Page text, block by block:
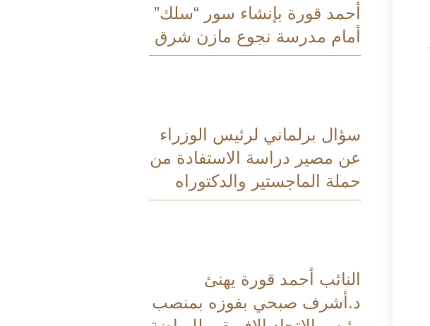
أحمد قورة بإنشاء سور “سلك”
أمام مدرسة نجوع مازن شرق
سؤال برلماني لرئيس الوزراء
عن مصير دراسة الاستفادة من
حملة الماجستير والدكتوراه
النائب أحمد قورة يهنئ
د.أشرف صبحي بفوزه بمنصب